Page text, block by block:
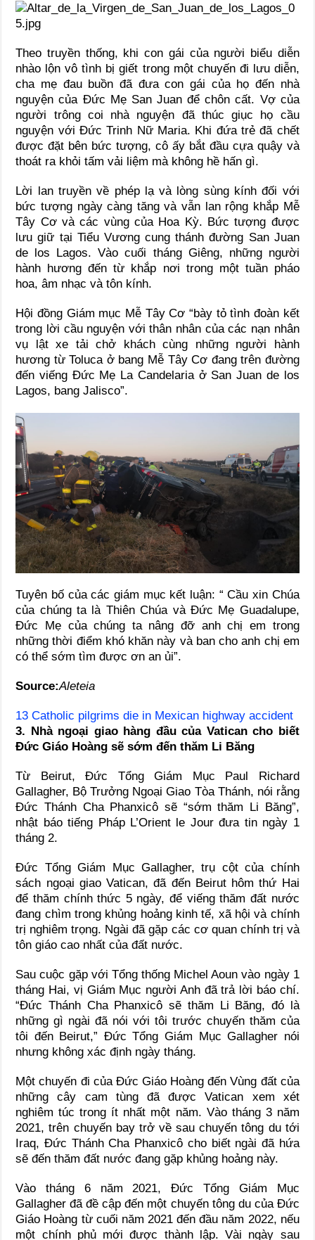
Theo truyền thống, khi con gái của người biểu diễn
nhào lộn vô tình bị giết trong một chuyến đi lưu diễn,
cha mẹ đau buồn đã đưa con gái của họ đến nhà
nguyện của Đức Mẹ San Juan để chôn cất. Vợ của
người trông coi nhà nguyện đã thúc giục họ cầu
nguyện với Đức Trinh Nữ Maria. Khi đứa trẻ đã chết
được đặt bên bức tượng, cô ấy bắt đầu cựa quậy và
thoát ra khỏi tấm vải liệm mà không hề hấn gì.
Lời lan truyền về phép lạ và lòng sùng kính đối với
bức tượng ngày càng tăng và vẫn lan rộng khắp Mễ
Tây Cơ và các vùng của Hoa Kỳ. Bức tượng được
lưu giữ tại Tiểu Vương cung thánh đường San Juan
de los Lagos. Vào cuối tháng Giêng, những người
hành hương đến từ khắp nơi trong một tuần pháo
hoa, âm nhạc và tôn kính.
Hội đồng Giám mục Mễ Tây Cơ “bày tỏ tình đoàn kết
trong lời cầu nguyện với thân nhân của các nạn nhân
vụ lật xe tải chở khách cùng những người hành
hương từ Toluca ở bang Mễ Tây Cơ đang trên đường
đến viếng Đức Mẹ La Candelaria ở San Juan de los
Lagos, bang Jalisco”.
Tuyên bố của các giám mục kết luận: “ Cầu xin Chúa
của chúng ta là Thiên Chúa và Đức Mẹ Guadalupe,
Đức Mẹ của chúng ta nâng đỡ anh chị em trong
những thời điểm khó khăn này và ban cho anh chị em
có thể sớm tìm được ơn an ủi”.
Source:Aleteia
13 Catholic pilgrims die in Mexican highway accident
3. Nhà ngoại giao hàng đầu của Vatican cho biết
Đức Giáo Hoàng sẽ sớm đến thăm Li Băng
Từ Beirut, Đức Tổng Giám Mục Paul Richard
Gallagher, Bộ Trưởng Ngoại Giao Tòa Thánh, nói rằng
Đức Thánh Cha Phanxicô sẽ “sớm thăm Li Băng”,
nhật báo tiếng Pháp L’Orient le Jour đưa tin ngày 1
tháng 2.
Đức Tổng Giám Mục Gallagher, trụ cột của chính
sách ngoại giao Vatican, đã đến Beirut hôm thứ Hai
để thăm chính thức 5 ngày, để viếng thăm đất nước
đang chìm trong khủng hoảng kinh tế, xã hội và chính
trị nghiêm trọng. Ngài đã gặp các cơ quan chính trị và
tôn giáo cao nhất của đất nước.
Sau cuộc gặp với Tổng thống Michel Aoun vào ngày 1
tháng Hai, vị Giám Mục người Anh đã trả lời báo chí.
“Đức Thánh Cha Phanxicô sẽ thăm Li Băng, đó là
những gì ngài đã nói với tôi trước chuyến thăm của
tôi đến Beirut,” Đức Tổng Giám Mục Gallagher nói
nhưng không xác định ngày tháng.
Một chuyến đi của Đức Giáo Hoàng đến Vùng đất của
những cây cam tùng đã được Vatican xem xét
nghiêm túc trong ít nhất một năm. Vào tháng 3 năm
2021, trên chuyến bay trở về sau chuyến tông du tới
Iraq, Đức Thánh Cha Phanxicô cho biết ngài đã hứa
sẽ đến thăm đất nước đang gặp khủng hoảng này.
Vào tháng 6 năm 2021, Đức Tổng Giám Mục
Gallagher đã đề cập đến một chuyến tông du của Đức
Giáo Hoàng từ cuối năm 2021 đến đầu năm 2022, nếu
một chính phủ mới được thành lập. Vài ngày sau